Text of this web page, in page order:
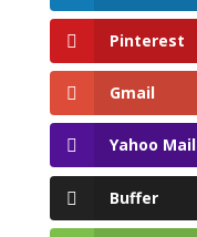
Pinterest
Gmail
Yahoo Mail
Buffer